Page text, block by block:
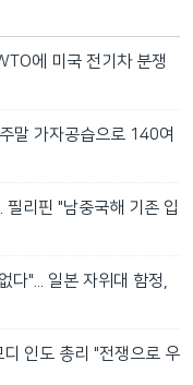
에 미국 전기차 분쟁
말 가자공습으로 140여
필리핀 "남중국해 기존 입
다"... 일본 자위대 함정,
인도 총리 "전쟁으로 우